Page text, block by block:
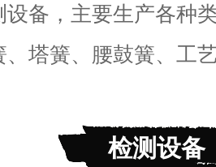
设备，主要生产各种
、塔簧、腰鼓簧、工
检测设备